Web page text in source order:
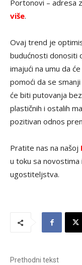
Portonovi – adresa
više.
Ovaj trend je
budućnosti donositi
imajući na umu da
pomoći da se
će biti putovanja
plastičnih i ostalih
pozitivan odnos
Pratite nas na našoj
u toku sa
ugostiteljstva.
Prethodni tekst